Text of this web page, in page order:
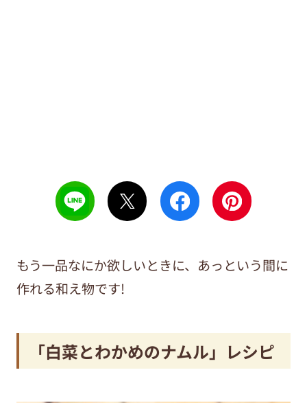
もう一品なにか欲しいときに、あっという間に
作れる和え物です!
「白菜とわかめのナムル」レシピ